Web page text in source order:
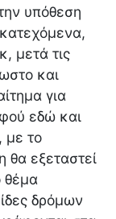
υπόθεση
μετά τις
και
για
εδώ και
με το
θα εξεταστεί
θέμα
δρόμων